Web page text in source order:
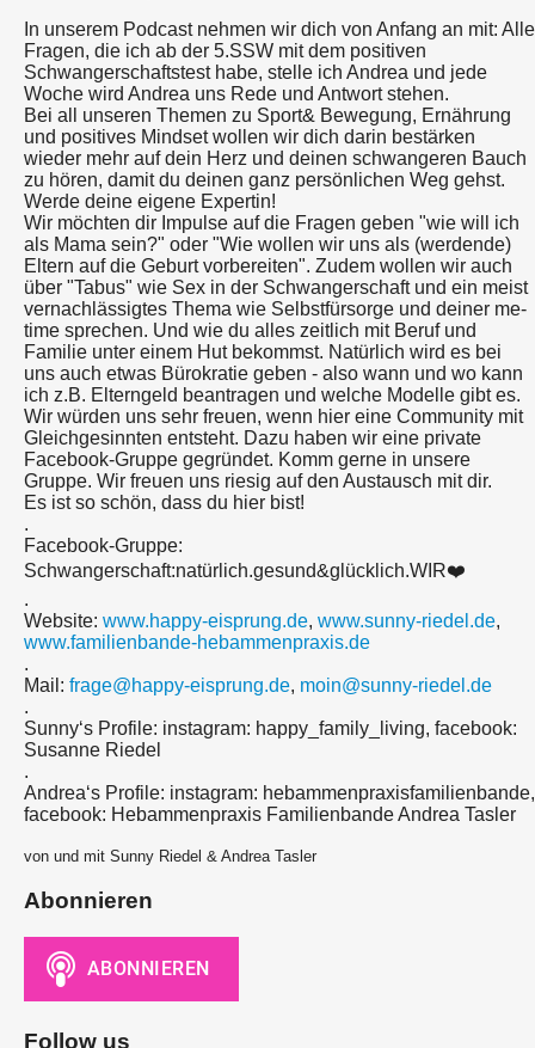
In unserem Podcast nehmen wir dich von Anfang an mit: Alle
Fragen, die ich ab der 5.SSW mit dem positiven
Schwangerschaftstest habe, stelle ich Andrea und jede
Woche wird Andrea uns Rede und Antwort stehen.
Bei all unseren Themen zu Sport& Bewegung, Ernährung
und positives Mindset wollen wir dich darin bestärken
wieder mehr auf dein Herz und deinen schwangeren Bauch
zu hören, damit du deinen ganz persönlichen Weg gehst.
Werde deine eigene Expertin!
Wir möchten dir Impulse auf die Fragen geben "wie will ich
als Mama sein?" oder "Wie wollen wir uns als (werdende)
Eltern auf die Geburt vorbereiten". Zudem wollen wir auch
über "Tabus" wie Sex in der Schwangerschaft und ein meist
vernachlässigtes Thema wie Selbstfürsorge und deiner me-
time sprechen. Und wie du alles zeitlich mit Beruf und
Familie unter einem Hut bekommst. Natürlich wird es bei
uns auch etwas Bürokratie geben - also wann und wo kann
ich z.B. Elterngeld beantragen und welche Modelle gibt es.
Wir würden uns sehr freuen, wenn hier eine Community mit
Gleichgesinnten entsteht. Dazu haben wir eine private
Facebook-Gruppe gegründet. Komm gerne in unsere
Gruppe. Wir freuen uns riesig auf den Austausch mit dir.
Es ist so schön, dass du hier bist!
.
Facebook-Gruppe:
Schwangerschaft:natürlich.gesund&glücklich.WIR❤️
.
Website: www.happy-eisprung.de, www.sunny-riedel.de,
www.familienbande-hebammenpraxis.de
.
Mail: frage@happy-eisprung.de, moin@sunny-riedel.de
.
Sunny‘s Profile: instagram: happy_family_living, facebook:
Susanne Riedel
.
Andrea‘s Profile: instagram: hebammenpraxisfamilienbande,
facebook: Hebammenpraxis Familienbande Andrea Tasler
von und mit Sunny Riedel & Andrea Tasler
Abonnieren
Follow us